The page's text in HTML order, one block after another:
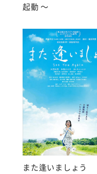
起動 ～
また逢いましょう